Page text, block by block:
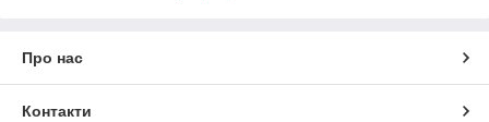
Про нас
Контакти